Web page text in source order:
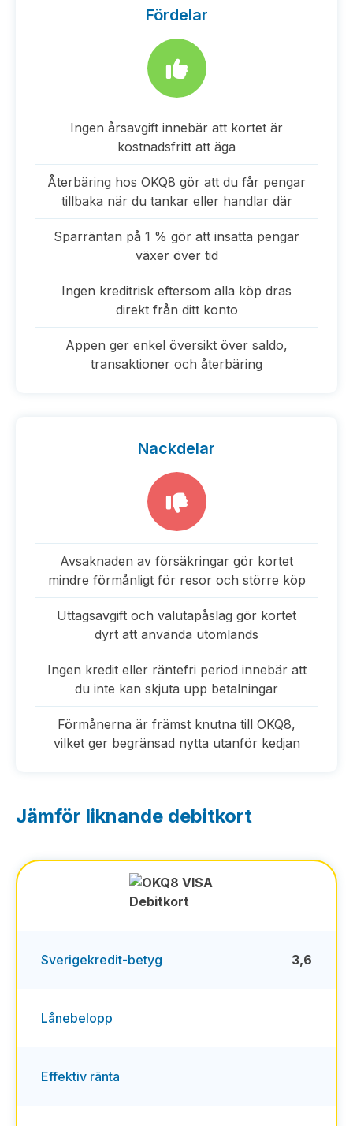
Fördelar
Ingen årsavgift innebär att kortet är
kostnadsfritt att äga
Återbäring hos OKQ8 gör att du får pengar
tillbaka när du tankar eller handlar där
Sparräntan på 1 % gör att insatta pengar
växer över tid
Ingen kreditrisk eftersom alla köp dras
direkt från ditt konto
Appen ger enkel översikt över saldo,
transaktioner och återbäring
Nackdelar
Avsaknaden av försäkringar gör kortet
mindre förmånligt för resor och större köp
Uttagsavgift och valutapåslag gör kortet
dyrt att använda utomlands
Ingen kredit eller räntefri period innebär att
du inte kan skjuta upp betalningar
Förmånerna är främst knutna till OKQ8,
vilket ger begränsad nytta utanför kedjan
Jämför liknande debitkort
Sverigekredit-betyg 3,6
Lånebelopp
Effektiv ränta